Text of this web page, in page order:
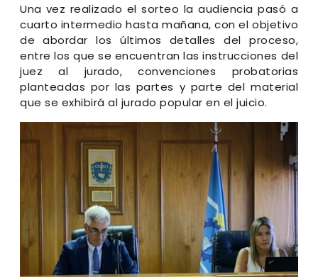
Una vez realizado el sorteo la audiencia pasó a
cuarto intermedio hasta mañana, con el objetivo
de abordar los últimos detalles del proceso,
entre los que se encuentran las instrucciones del
juez al jurado, convenciones probatorias
planteadas por las partes y parte del material
que se exhibirá al jurado popular en el juicio.